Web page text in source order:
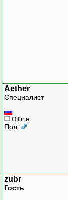
Aether
Специалист
Offline
Пол:
zubr
Гость